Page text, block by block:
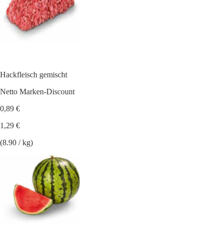
Hackfleisch gemischt
Netto Marken-Discount
0,89 €
1,29 €
(8.90 / kg)